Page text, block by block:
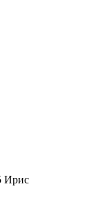
Ирис